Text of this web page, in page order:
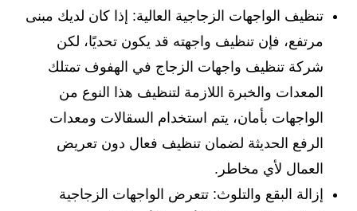
تنظيف الواجهات الزجاجية العالية: إذا كان لديك مبنى
مرتفع، فإن تنظيف واجهته قد يكون تحديًا، لكن
شركة تنظيف واجهات الزجاج في الهفوف تمتلك
المعدات والخبرة اللازمة لتنظيف هذا النوع من
الواجهات بأمان، يتم استخدام السقالات ومعدات
الرفع الحديثة لضمان تنظيف فعال دون تعريض
العمال لأي مخاطر.
إزالة البقع والتلوث: تتعرض الواجهات الزجاجية